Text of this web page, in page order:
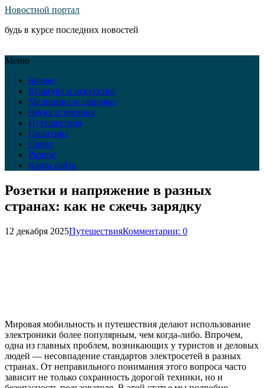
Новостной портал
будь в курсе последних новостей
Меню
Бизнес
Культура и искусство
Медицина и здоровье
Наука и техника
Путешествия
Политика
Спорт
Разное
Карта сайта
Розетки и напряжение в разных
странах: как не сжечь зарядку
12 декабря 2025ПутешествияКомментарии: 0
Мировая мобильность и путешествия делают использование
электроники более популярным, чем когда-либо. Впрочем,
одна из главных проблем, возникающих у туристов и деловых
людей — несовпадение стандартов электросетей в разных
странах. От неправильного понимания этого вопроса часто
зависит не только сохранность дорогой техники, но и